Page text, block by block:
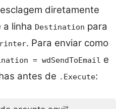
diretamente
linha Destination para
. Para enviar como
= wdSendToEmail e
antes de .Execute: